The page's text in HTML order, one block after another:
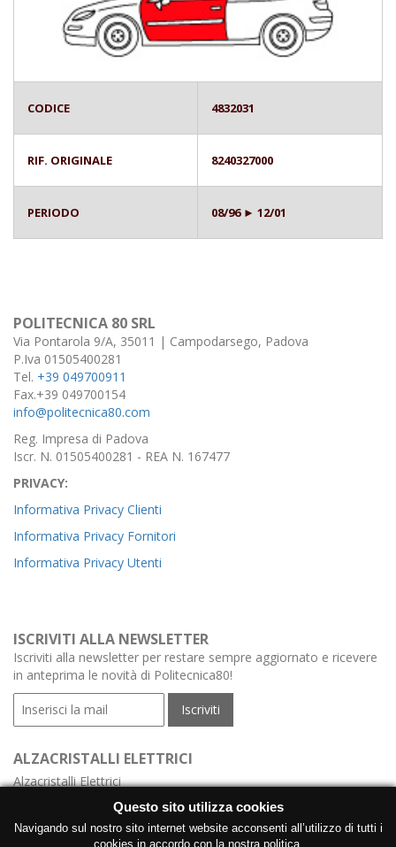
CODICE 4832031
RIF. ORIGINALE 8240327000
PERIODO 08/96 ► 12/01
POLITECNICA 80 SRL
Via Pontarola 9/A, 35011 | Campodarsego, Padova
P.Iva 01505400281
Tel. +39 049700911
Fax.+39 049700154
info@politecnica80.com
Reg. Impresa di Padova
Iscr. N. 01505400281 - REA N. 167477
PRIVACY:
Informativa Privacy Clienti
Informativa Privacy Fornitori
Informativa Privacy Utenti
ISCRIVITI ALLA NEWSLETTER
Iscriviti alla newsletter per restare sempre aggiornato e ricevere
in anteprima le novità di Politecnica80!
ALZACRISTALLI ELETTRICI
Alzacristalli Elettrici
Alzacristalli Elettrici Meccanismo
Alzacristalli Elettrici con Centralina
Questo sito utilizza cookies
Navigando sul nostro sito internet website acconsenti all’utilizzo di tutti i
cookies in accordo con la nostra politica.